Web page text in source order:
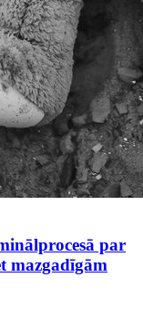
par
mazgadīgām